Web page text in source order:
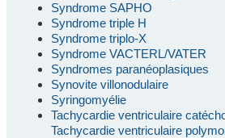
Syndrome SAPHO
Syndrome triple H
Syndrome triplo-X
Syndrome VACTERL/VATER
Syndromes paranéoplasiques
Synovite villonodulaire
Syringomyélie
Tachycardie ventriculaire
Tachycardie ventriculaire